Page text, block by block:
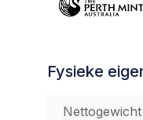
Fysieke
Nettogewicht